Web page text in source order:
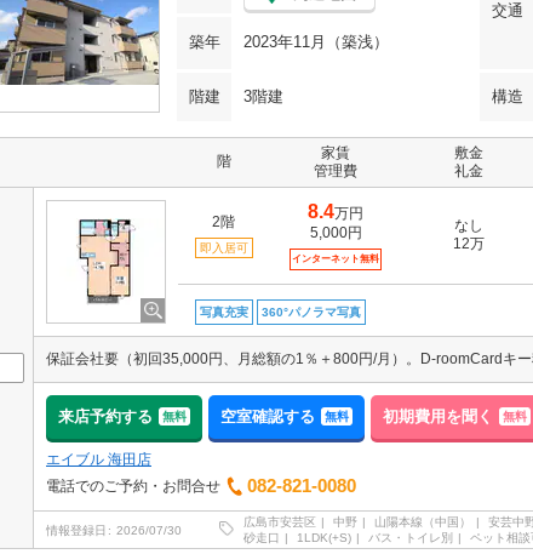
交通
築年 2023年11月（築浅）
階建 3階建 構造
階
家賃
管理費
敷金
礼金
2階
即入居可
8.4万円
5,000円
インターネット無料
なし
12万
写真充実 360°パノラマ写真
来店予約する 無料 空室確認する 無料 初期費用を聞く 無料
エイブル 海田店
電話でのご予約・お問合せ
082-821-0080
情報登録日 2026/07/30
広島市安芸区 中野 山陽本線（中国） 安芸中
砂走口
1LDK(+S) バス・トイレ別 ペット相談